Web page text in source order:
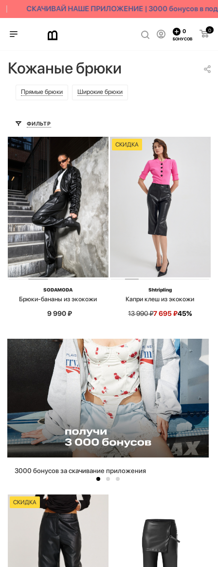
СКАЧИВАЙ НАШЕ ПРИЛОЖЕНИЕ | 3000 бонусов в
0
0
БОНУСОВ
Кожаные брюки
Прямые брюки Широкие брюки
ФИЛЬТР
SODAMODA
Брюки-бананы из экокожи
9 990₽
СКИДКА
Shtripling
Капри клеш из экокожи
13 990₽7 695₽45%
3000 бонусов за скачивание приложения
СКИДКА